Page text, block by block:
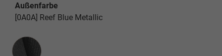
Außenfarbe
[0A0A] Reef Blue Metallic
Innenausstattung